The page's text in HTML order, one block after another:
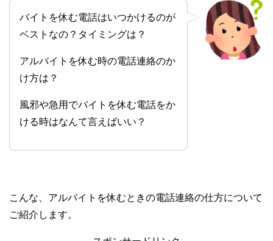
バイトを休む電話はいつかけるのが
ベストなの？タイミングは？
アルバイトを休む時の電話連絡のか
け方は？
風邪や急用でバイトを休む電話をか
ける時はなんて言えばいい？
こんな、アルバイトを休むときの電話連絡の仕方について
ご紹介します。